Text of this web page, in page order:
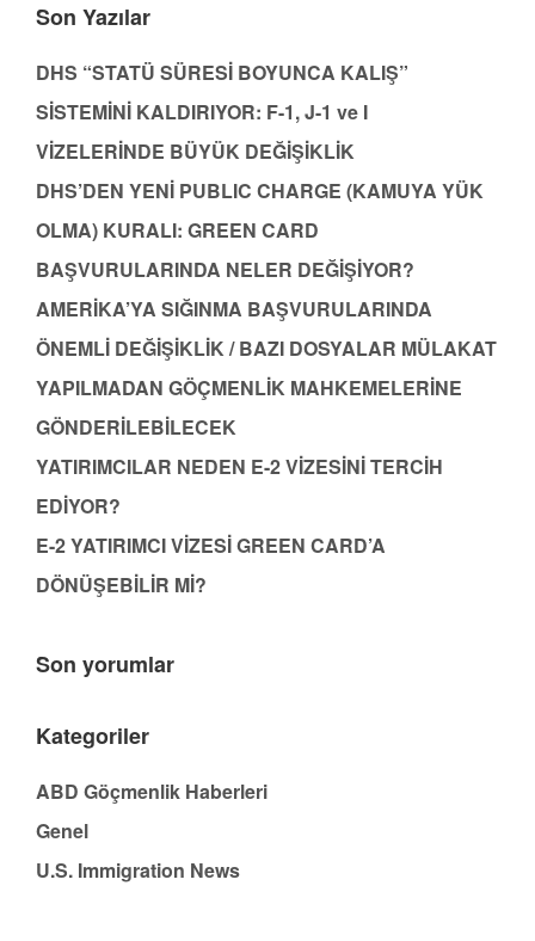
Son Yazılar
DHS “STATÜ SÜRESİ BOYUNCA KALIŞ”
SİSTEMİNİ KALDIRIYOR: F-1, J-1 ve I
VİZELERİNDE BÜYÜK DEĞİŞİKLİK
DHS’DEN YENİ PUBLIC CHARGE (KAMUYA YÜK
OLMA) KURALI: GREEN CARD
BAŞVURULARINDA NELER DEĞİŞİYOR?
AMERİKA’YA SIĞINMA BAŞVURULARINDA
ÖNEMLİ DEĞİŞİKLİK / BAZI DOSYALAR MÜLAKAT
YAPILMADAN GÖÇMENLİK MAHKEMELERİNE
GÖNDERİLEBİLECEK
YATIRIMCILAR NEDEN E-2 VİZESİNİ TERCİH
EDİYOR?
E-2 YATIRIMCI VİZESİ GREEN CARD’A
DÖNÜŞEBİLİR Mİ?
Son yorumlar
Kategoriler
ABD Göçmenlik Haberleri
Genel
U.S. Immigration News